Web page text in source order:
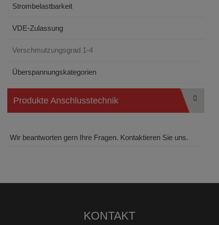
Strombelastbarkeit
VDE-Zulassung
Verschmutzungsgrad 1-4
Überspannungskategorien
Produkte Anschlusstechnik
Wir beantworten gern Ihre Fragen. Kontaktieren Sie uns.
KONTAKT